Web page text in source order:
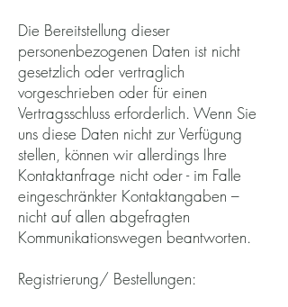
Die Bereitstellung dieser
personenbezogenen Daten ist nicht
gesetzlich oder vertraglich
vorgeschrieben oder für einen
Vertragsschluss erforderlich. Wenn Sie
uns diese Daten nicht zur Verfügung
stellen, können wir allerdings Ihre
Kontaktanfrage nicht oder - im Falle
eingeschränkter Kontaktangaben –
nicht auf allen abgefragten
Kommunikationswegen beantworten.
Registrierung/ Bestellungen: